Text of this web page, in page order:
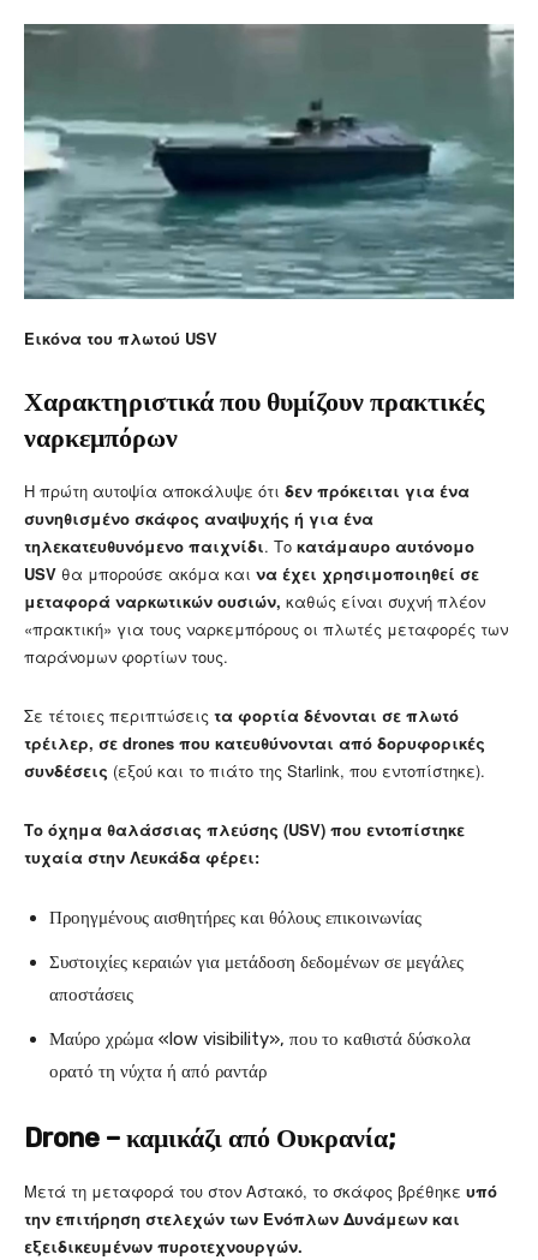
Εικόνα του πλωτού USV
Χαρακτηριστικά που θυμίζουν πρακτικές
ναρκεμπόρων
Η πρώτη αυτοψία αποκάλυψε ότι δεν πρόκειται για ένα
συνηθισμένο σκάφος αναψυχής ή για ένα
τηλεκατευθυνόμενο παιχνίδι. Το κατάμαυρο αυτόνομο
USV θα μπορούσε ακόμα και να έχει χρησιμοποιηθεί σε
μεταφορά ναρκωτικών ουσιών, καθώς είναι συχνή πλέον
«πρακτική» για τους ναρκεμπόρους οι πλωτές μεταφορές των
παράνομων φορτίων τους.
Σε τέτοιες περιπτώσεις τα φορτία δένονται σε πλωτό
τρέιλερ, σε drones που κατευθύνονται από δορυφορικές
συνδέσεις (εξού και το πιάτο της Starlink, που εντοπίστηκε).
Το όχημα θαλάσσιας πλεύσης (USV) που εντοπίστηκε
τυχαία στην Λευκάδα φέρει:
Προηγμένους αισθητήρες και θόλους επικοινωνίας
Συστοιχίες κεραιών για μετάδοση δεδομένων σε μεγάλες
αποστάσεις
Μαύρο χρώμα «low visibility», που το καθιστά δύσκολα
ορατό τη νύχτα ή από ραντάρ
Drone – καμικάζι από Ουκρανία;
Μετά τη μεταφορά του στον Αστακό, το σκάφος βρέθηκε υπό
την επιτήρηση στελεχών των Ενόπλων Δυνάμεων και
εξειδικευμένων πυροτεχνουργών.